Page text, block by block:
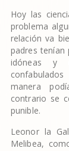
Hoy las
problema
relación va
padres tenían
idóneas y
manera
contrario se
punible.
Leonor la
Melibea,